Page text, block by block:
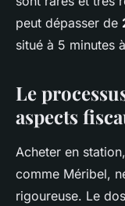
peut dépasser de
situé à 5 minutes
Le
aspects
Acheter en
comme Méribel,
rigoureuse. Le